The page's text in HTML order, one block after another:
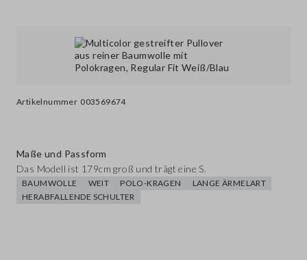
Artikelnummer 003569674
Maße und Passform
Das Modell ist 179cm groß und trägt eine S.
BAUMWOLLE WEIT POLO-KRAGEN
LANGE ÄRMELART
HERABFALLENDE SCHULTER